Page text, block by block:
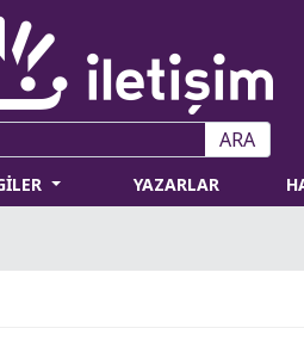
ARA
YAZARLAR